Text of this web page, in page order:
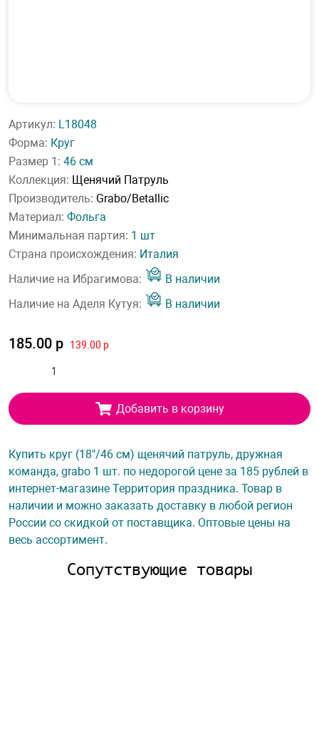
Артикул: L18048
Форма: Круг
Размер 1: 46 см
Коллекция: Щенячий Патруль
Производитель: Grabo/Betallic
Материал: Фольга
Минимальная партия: 1 шт
Страна происхождения: Италия
Наличие на Ибрагимова:
В наличии
Наличие на Аделя Кутуя:
В наличии
185.00 р 139.00 р
Добавить в корзину
Купить круг (18"/46 см) щенячий патруль, дружная
команда, grabo 1 шт. по недорогой цене за 185 рублей в
интернет-магазине Территория праздника. Товар в
наличии и можно заказать доставку в любой регион
России со скидкой от поставщика. Оптовые цены на
весь ассортимент.
Сопутствующие товары